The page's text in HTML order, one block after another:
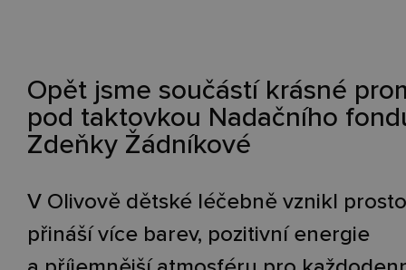
Opět jsme součástí krásné
pod taktovkou Nadačního
Zdeňky Žádníkové
V Olivově dětské léčebně vznikl
přináší více barev, pozitivní energie